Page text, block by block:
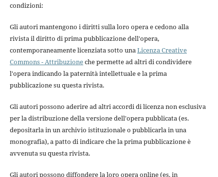
condizioni:
Gli autori mantengono i diritti sulla loro opera e cedono alla
rivista il diritto di prima pubblicazione dell'opera,
contemporaneamente licenziata sotto unaLicenza Creative
Commons - Attribuzioneche permette ad altri di condividere
l'opera indicando la paternità intellettuale e la prima
pubblicazione su questa rivista.
Gli autori possono aderire ad altri accordi di licenza non esclusiva
per la distribuzione della versione dell'opera pubblicata (es.
depositarla in un archivio istituzionale o pubblicarla in una
monografia), a patto di indicare che la prima pubblicazione è
avvenuta su questa rivista.
Gli autori possono diffondere la loro opera online (es. in